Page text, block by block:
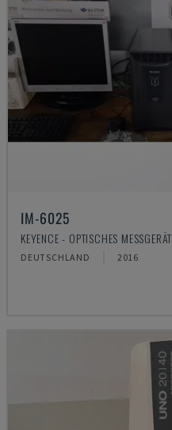
IM-6025
KEYENCE - OPTISCHES MESSGERÄT
DEUTSCHLAND 2016